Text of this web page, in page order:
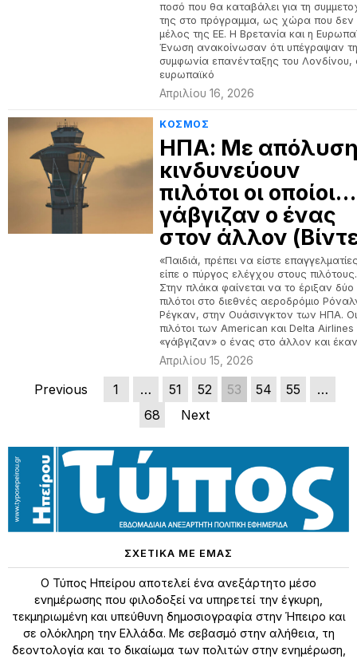
ποσό που θα καταβάλει για τη
της στο πρόγραμμα, ως χώρα που δεν
μέλος της ΕΕ. Η Βρετανία και η
Ένωση ανακοίνωσαν ότι υπέγραψαν
συμφωνία επανένταξης του Λονδίνου,
ευρωπαϊκό
Απριλίου 16, 2026
ΚΟΣΜΟΣ
ΗΠΑ: Με
κινδυνεύουν
πιλότοι οι οποίοι…
γάβγιζαν ο ένας
στον άλλον
«Παιδιά, πρέπει να είστε
είπε ο πύργος ελέγχου στους πιλότους.
Στην πλάκα φαίνεται να το έριξαν δύο
πιλότοι στο διεθνές αεροδρόμιο
Ρέγκαν, στην Ουάσινγκτον των ΗΠΑ. Οι
πιλότοι των American και Delta Airlines
«γάβγιζαν» ο ένας στο άλλον και
Απριλίου 15, 2026
Previous 1 … 51 52 53 54 55
…
68
Next
ΣΧΕΤΙΚΑ ΜΕ ΕΜΑΣ
Ο Τύπος Ηπείρου αποτελεί ένα ανεξάρτητο μέσο
ενημέρωσης που φιλοδοξεί να υπηρετεί την έγκυρη,
τεκμηριωμένη και υπεύθυνη δημοσιογραφία στην Ήπειρο και
σε ολόκληρη την Ελλάδα. Με σεβασμό στην αλήθεια, τη
δεοντολογία και το δικαίωμα των πολιτών στην ενημέρωση,